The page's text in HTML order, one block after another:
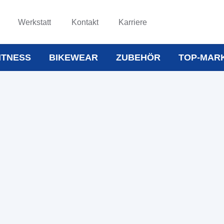
Werkstatt Kontakt Karriere
BIKEWEAR ZUBEHÖR TOP-